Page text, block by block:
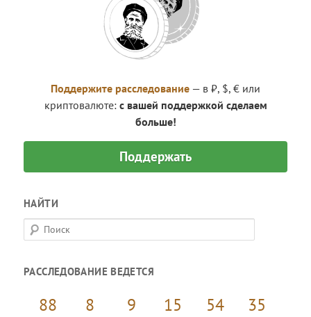
Поддержите расследование — в ₽, $, € или
криптовалюте: с вашей поддержкой сделаем
больше!
Поддержать
НАЙТИ
П
о
с
РАССЛЕДОВАНИЕ ВЕДЕТСЯ
88 8 9 15 54 35